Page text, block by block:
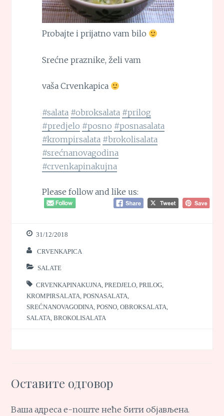
Probajte i prijatno vam bilo
Srećne praznike, želi vam
vaša Crvenkapica
#salata #obroksalata #prilog
#predjelo #posno #posnasalata
#krompirsalata #brokolisalata
#srećnanovagodina
#crvenkapinakujna
Please follow and like us:
31/12/2018
CRVENKAPICA
SALATE
CRVENKAPINAKUJNA ,PREDJELO ,PRILOG
KROMPIRSALATA ,POSNASALATA
SREĆNANOVAGODINA ,POSNO ,OBROKSALATA
SALATA ,BROKOLISALATA
Оставите одговор
Ваша адреса е-поште неће бити објављена.